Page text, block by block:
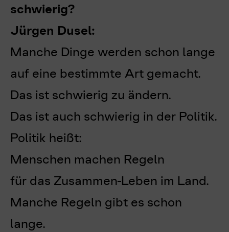
schwierig?
Jürgen Dusel:
Manche Dinge werden schon lange
auf eine bestimmte Art gemacht.
Das ist schwierig zu ändern.
Das ist auch schwierig in der Politik.
Politik heißt:
Menschen machen Regeln
für das Zusammen-Leben im Land.
Manche Regeln gibt es schon
lange.